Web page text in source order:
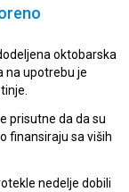
oktobarska
na upotrebu je
prisutne da da su
finansiraju sa viših
nedelje dobili